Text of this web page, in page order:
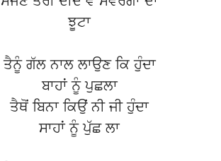
ਝੂਟਾ
ਤੈਨੂੰ ਗੱਲ ਨਾਲ ਲਾਉਣ ਕਿ ਹੁੰਦਾ
ਬਾਹਾਂ ਨੂੰ ਪੁਛਲਾ
ਤੈਥੋਂ ਬਿਨਾ ਕਿਉਂ ਨੀ ਜੀ ਹੁੰਦਾ
ਸਾਹਾਂ ਨੂੰ ਪੁੱਛ ਲਾ